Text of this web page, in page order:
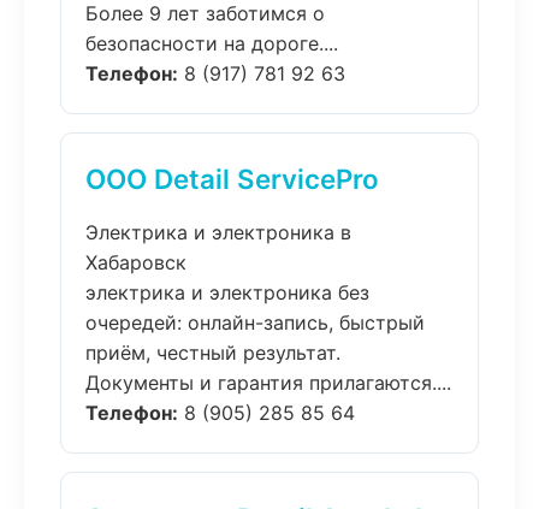
Более 9 лет заботимся о
безопасности на дороге....
Телефон: 8 (917) 781 92 63
ООО Detail ServicePro
Электрика и электроника в
Хабаровск
электрика и электроника без
очередей: онлайн-запись, быстрый
приём, честный результат.
Документы и гарантия прилагаются....
Телефон: 8 (905) 285 85 64